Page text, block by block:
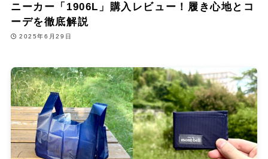
ニーカー「1906L」購入レビュー！履き心地とコ
ーデを徹底解説
2025年6月29日